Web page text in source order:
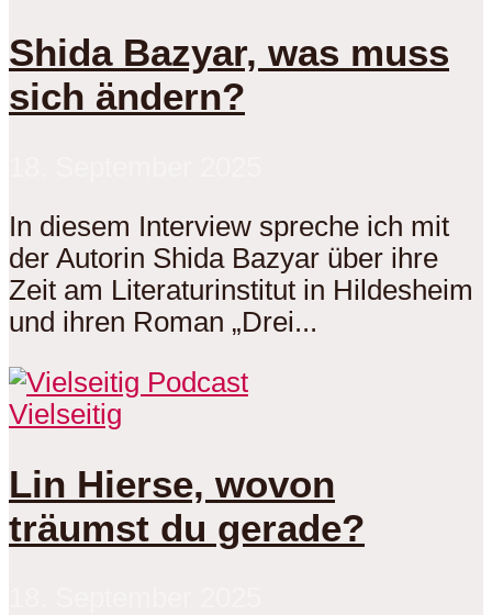
Shida Bazyar, was muss
sich ändern?
In diesem Interview spreche ich mit
der Autorin Shida Bazyar über ihre
Zeit am Literaturinstitut in Hildesheim
und ihren Roman „Drei...
Vielseitig
Lin Hierse, wovon
träumst du gerade?